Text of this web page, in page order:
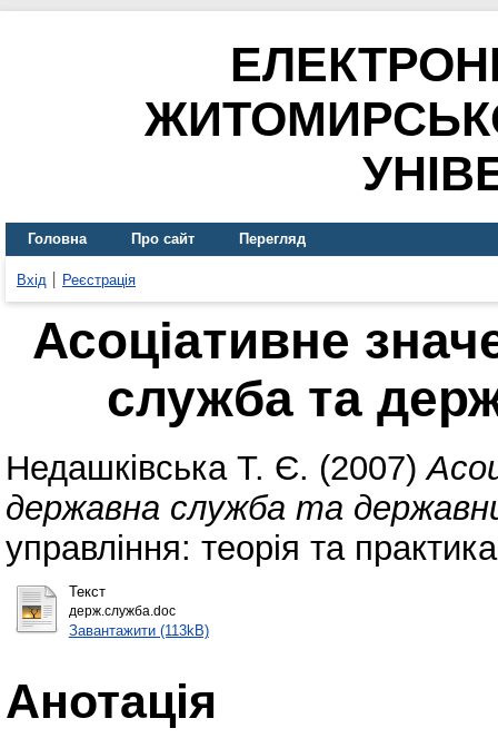
Головна Про сайт Перегляд
Вхід Реєстрація
Асоціативне
служба та
Недашківська Т. Є. (2007)
державна служба та
управління: теорія та
Текст
держ.служба.doc
Завантажити (113kB)
Анотація